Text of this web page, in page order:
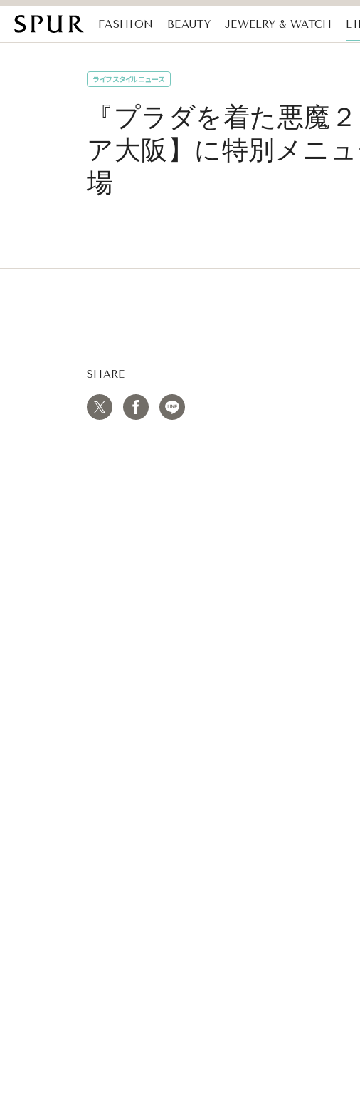
FASHION BEAUTY JEWELRY & WATCH
ライフスタイルニュース
『プラダを着た悪魔
ア大阪】に特別メニ
場
SHARE